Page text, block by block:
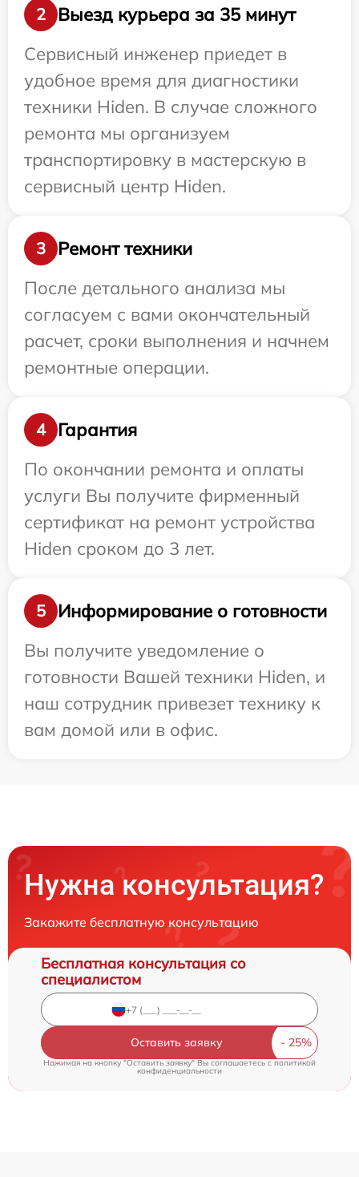
2
Выезд курьера за 35 минут
Сервисный инженер приедет в
удобное время для диагностики
техники Hiden. В случае сложного
ремонта мы организуем
транспортировку в мастерскую в
сервисный центр Hiden.
3
Ремонт техники
После детального анализа мы
согласуем с вами окончательный
расчет, сроки выполнения и начнем
ремонтные операции.
4
Гарантия
По окончании ремонта и оплаты
услуги Вы получите фирменный
сертификат на ремонт устройства
Hiden сроком до 3 лет.
5
Информирование о готовности
Вы получите уведомление о
готовности Вашей техники Hiden, и
наш сотрудник привезет технику к
вам домой или в офис.
Нужна консультация?
Закажите бесплатную консультацию
Бесплатная консультация со
специалистом
Оставить заявку
Нажимая на кнопку "Оставить заявку" Вы соглашаетесь c политикой
конфиденциальности